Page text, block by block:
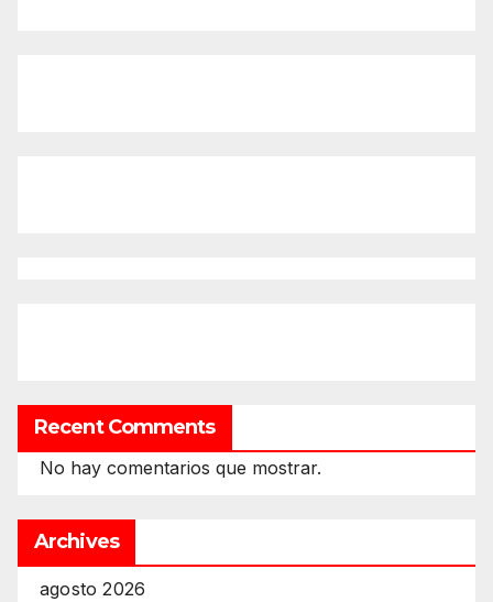
Recent Comments
No hay comentarios que mostrar.
Archives
agosto 2026